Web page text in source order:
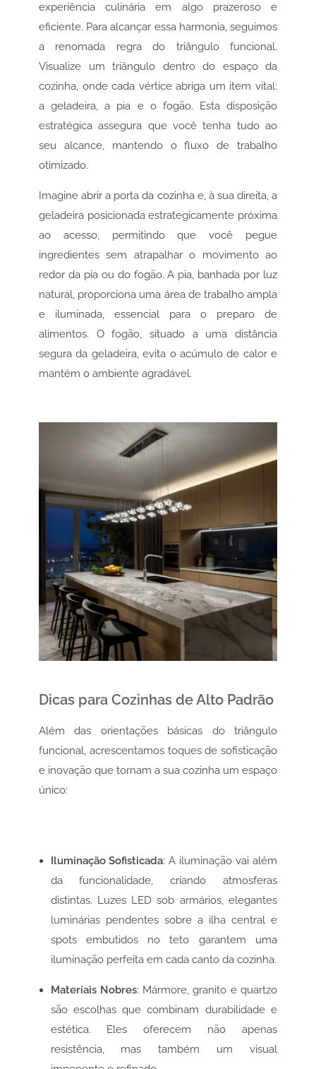
experiência culinária em algo prazeroso e
eficiente. Para alcançar essa harmonia, seguimos
a renomada regra do triângulo funcional.
Visualize um triângulo dentro do espaço da
cozinha, onde cada vértice abriga um item vital:
a geladeira, a pia e o fogão. Esta disposição
estratégica assegura que você tenha tudo ao
seu alcance, mantendo o fluxo de trabalho
otimizado.
Imagine abrir a porta da cozinha e, à sua direita, a
geladeira posicionada estrategicamente próxima
ao acesso, permitindo que você pegue
ingredientes sem atrapalhar o movimento ao
redor da pia ou do fogão. A pia, banhada por luz
natural, proporciona uma área de trabalho ampla
e iluminada, essencial para o preparo de
alimentos. O fogão, situado a uma distância
segura da geladeira, evita o acúmulo de calor e
mantém o ambiente agradável.
Dicas para Cozinhas de Alto Padrão
Além das orientações básicas do triângulo
funcional, acrescentamos toques de sofisticação
e inovação que tornam a sua cozinha um espaço
único:
Iluminação Sofisticada: A iluminação vai além
da funcionalidade, criando atmosferas
distintas. Luzes LED sob armários, elegantes
luminárias pendentes sobre a ilha central e
spots embutidos no teto garantem uma
iluminação perfeita em cada canto da cozinha.
Materiais Nobres: Mármore, granito e quartzo
são escolhas que combinam durabilidade e
estética. Eles oferecem não apenas
resistência, mas também um visual